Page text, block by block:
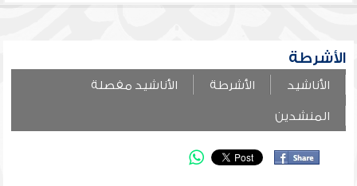
الأشرطة
الأناشيد الأشرطة الأناشيد مفصلة
المنشدين